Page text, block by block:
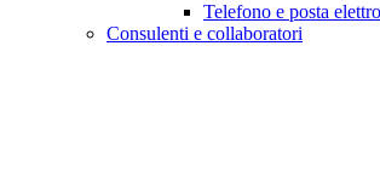
Telefono e posta
Consulenti e collaboratori